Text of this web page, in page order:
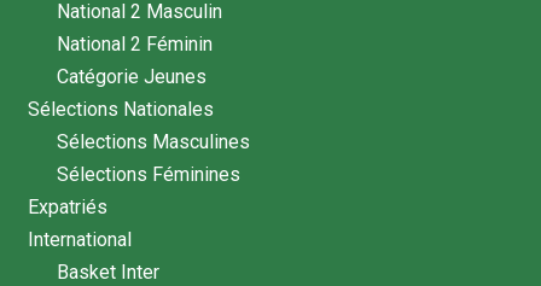
National 2 Masculin
National 2 Féminin
Catégorie Jeunes
Sélections Nationales
Sélections Masculines
Sélections Féminines
Expatriés
International
Basket Inter